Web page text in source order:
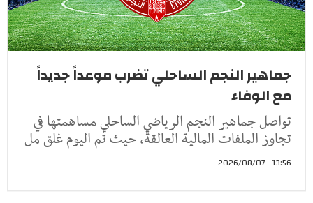
جماهير النجم الساحلي تضرب موعداً جديداً
مع الوفاء
تواصل جماهير النجم الرياضي الساحلي مساهمتها في
تجاوز الملفات المالية العالقة، حيث تم اليوم غلق مل
13:56 - 2026/08/07